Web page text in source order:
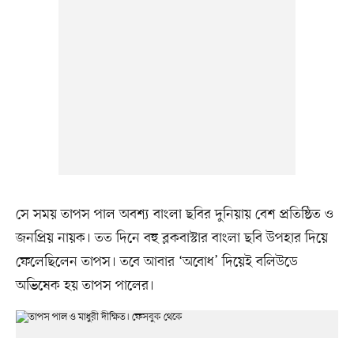
সে সময় তাপস পাল অবশ্য বাংলা ছবির দুনিয়ায় বেশ প্রতিষ্ঠিত ও
জনপ্রিয় নায়ক। তত দিনে বহু ব্লকবাস্টার বাংলা ছবি উপহার দিয়ে
ফেলেছিলেন তাপস। তবে আবার ‘অবোধ’ দিয়েই বলিউডে
অভিষেক হয় তাপস পালের।